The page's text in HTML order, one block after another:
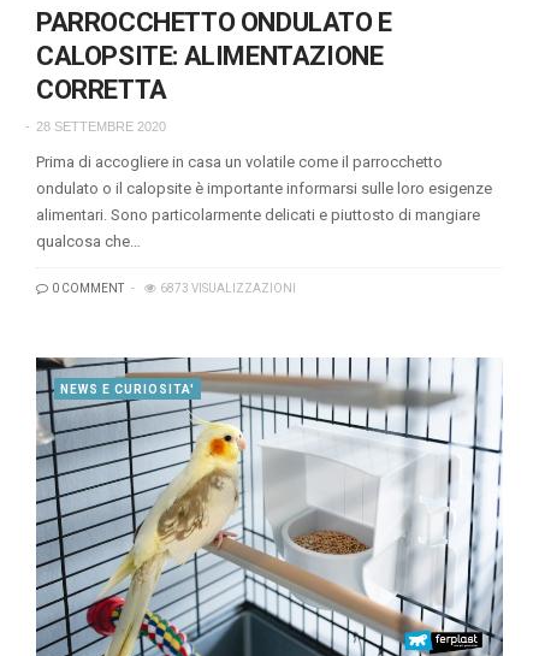
PARROCCHETTO ONDULATO E
CALOPSITE: ALIMENTAZIONE
CORRETTA
28 SETTEMBRE 2020
Prima di accogliere in casa un volatile come il parrocchetto
ondulato o il calopsite è importante informarsi sulle loro esigenze
alimentari. Sono particolarmente delicati e piuttosto di mangiare
qualcosa che…
0 COMMENT 6873 VISUALIZZAZIONI
NEWS E CURIOSITA'